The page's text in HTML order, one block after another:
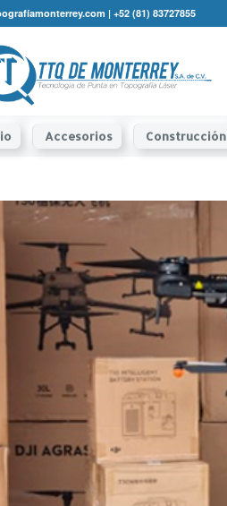
| +52 (81) 83727855
Accesorios Construcción